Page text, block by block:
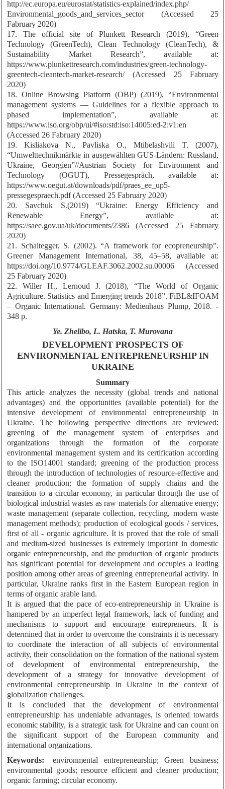
http://ec.europa.eu/eurostat/statistics-explained/index.php/
Environmental_goods_and_services_sector (Accessed 25
Fabruary 2020)
17. The official site of Plunkett Research (2019), “Green
Technology (GreenTech), Clean Technology (CleanTech), &
Sustainability Market Research”, available at:
https://www.plunkettresearch.com/industries/green-technology-
greentech-cleantech-market-research/ (Accessed 25 Fabruary
2020)
18. Online Browsing Platform (OBP) (2019), “Environmental
management systems — Guidelines for a flexible approach to
phased implementation”, available at:
https://www.iso.org/obp/ui/#iso:std:iso:14005:ed-2:v1:en
(Accessed 26 Fabruary 2020)
19. Kisliakova N., Pavliska O., Mtibelashvili T. (2007),
“Umwelttechnikmärkte in ausgewählten GUS-Ländern: Russland,
Ukraine, Georgien”//Austrian Society for Environment and
Technology (OGUT), Pressegespräch, available at:
https://www.oegut.at/downloads/pdf/praes_ee_up5-
pressegespraech.pdf (Accessed 25 Fabruary 2020)
20. Savchuk S.(2019) “Ukraine: Energy Efficiency and
Renewable Energy”, available at:
https://saee.gov.ua/uk/documents/2386 (Accessed 25 Fabruary
2020)
21. Schaltegger, S. (2002). “A framework for ecopreneurship”.
Greener Management International, 38, 45–58, available at:
https://doi.org/10.9774/GLEAF.3062.2002.su.00006 (Accessed
25 Fabruary 2020)
22. Willer H., Lernoud J. (2018), “The World of Organic
Agriculture. Statistics and Emerging trends 2018”. FiBL&IFOAM
– Organic International. Germany: Medienhaus Plump, 2018. -
348 p.
Ye. Zhelibo, L. Hatska, T. Murovana
DEVELOPMENT PROSPECTS OF
ENVIRONMENTAL ENTREPRENEURSHIP IN
UKRAINE
Summary
This article analyzes the necessity (global trends and national
advantages) and the opportunities (available potential) for the
intensive development of environmental entrepreneurship in
Ukraine. The following perspective directions are reviewed:
greening of the management system of enterprises and
organizations through the formation of the corporate
environmental management system and its certification according
to the ISO14001 standard; greening of the production process
through the introduction of technologies of resource-effective and
cleaner production; the formation of supply chains and the
transition to a circular economy, in particular through the use of
biological industrial wastes as raw materials for alternative energy;
waste management (separate collection, recycling, modern waste
management methods); production of ecological goods / services,
first of all - organic agriculture. It is proved that the role of small
and medium-sized businesses is extremely important in domestic
organic entrepreneurship, and the production of organic products
has significant potential for development and occupies a leading
position among other areas of greening entrepreneurial activity. In
particular, Ukraine ranks first in the Eastern European region in
terms of organic arable land.
It is argued that the pace of eco-entrepreneurship in Ukraine is
hampered by an imperfect legal framework, lack of funding and
mechanisms to support and encourage entrepreneurs. It is
determined that in order to overcome the constraints it is necessary
to coordinate the interaction of all subjects of environmental
activity, their consolidation on the formation of the national system
of development of environmental entrepreneurship, the
development of a strategy for innovative development of
environmental entrepreneurship in Ukraine in the context of
globalization challenges.
It is concluded that the development of environmental
entrepreneurship has undeniable advantages, is oriented towards
economic stability, is a strategic task for Ukraine and can count on
the significant support of the European community and
international organizations.
Keywords:
environmental entrepreneurship; Green business;
environmental goods; resource efficient and cleaner production;
organic farming; circular economy.